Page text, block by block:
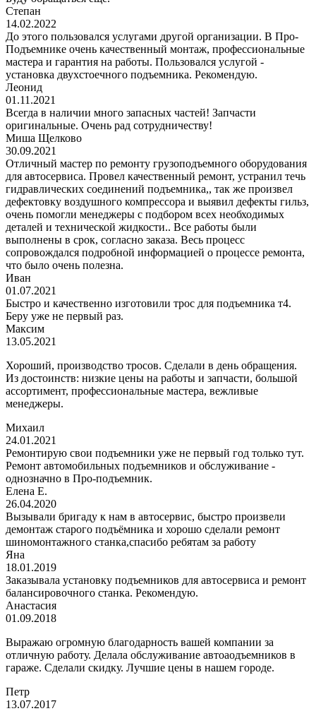
Степан
14.02.2022
До этого пользовался услугами другой организации. В Про-
Подъемнике очень качественный монтаж, профессиональные
мастера и гарантия на работы. Пользовался услугой -
установка двухстоечного подъемника. Рекомендую.
Леонид
01.11.2021
Всегда в наличии много запасных частей! Запчасти
оригинальные. Очень рад сотрудничеству!
Миша Щелково
30.09.2021
Отличный мастер по ремонту грузоподъемного оборудования
для автосервиса. Провел качественный ремонт, устранил течь
гидравлических соединений подъемника,, так же произвел
дефектовку воздушного компрессора и выявил дефекты гильз,
очень помогли менеджеры с подбором всех необходимых
деталей и технической жидкости.. Все работы были
выполнены в срок, согласно заказа. Весь процесс
сопровождался подробной информацией о процессе ремонта,
что было очень полезна.
Иван
01.07.2021
Быстро и качественно изготовили трос для подъемника т4.
Беру уже не первый раз.
Максим
13.05.2021
Хороший, производство тросов. Сделали в день обращения.
Из достоинств: низкие цены на работы и запчасти, большой
ассортимент, профессиональные мастера, вежливые
менеджеры.
Михаил
24.01.2021
Ремонтирую свои подъемники уже не первый год только тут.
Ремонт автомобильных подъемников и обслуживание -
однозначно в Про-подъемник.
Елена Е.
26.04.2020
Вызывали бригаду к нам в автосервис, быстро произвели
демонтаж старого подъёмника и хорошо сделали ремонт
шиномонтажного станка,спасибо ребятам за работу
Яна
18.01.2019
Заказывала установку подъемников для автосервиса и ремонт
балансировочного станка. Рекомендую.
Анастасия
01.09.2018
Выражаю огромную благодарность вашей компании за
отличную работу. Делала обслуживание автоаодъемников в
гараже. Сделали скидку. Лучшие цены в нашем городе.
Петр
13.07.2017